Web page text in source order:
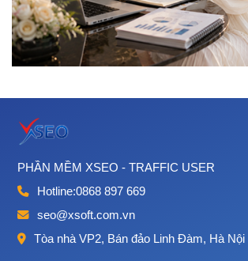
PHẦN MỀM XSEO - TRAFFIC USER
Hotline:0868 897 669
seo@xsoft.com.vn
Tòa nhà VP2, Bán đảo Linh Đàm, Hà Nội